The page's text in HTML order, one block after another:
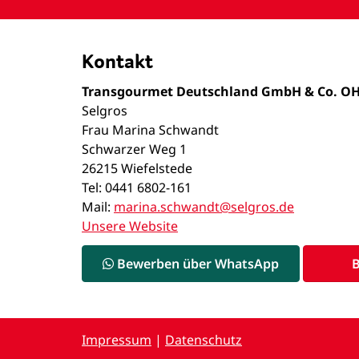
Kontakt
Transgourmet Deutschland GmbH & Co.
Selgros
Frau Marina Schwandt
Schwarzer Weg 1
26215 Wiefelstede
Tel: 0441 6802-161
Mail: marina.schwandt@selgros.de
Unsere Website
Bewerben über WhatsApp
Impressum | Datenschutz